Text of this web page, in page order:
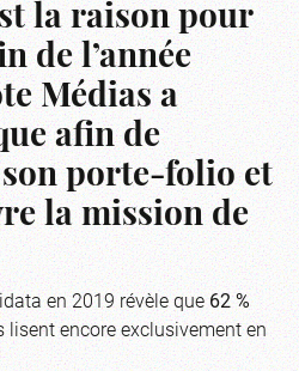
la raison pour
de l’année
Médias a
afin de
porte-folio et
la mission de
en 2019 révèle que62 %
lisent encore exclusivement en